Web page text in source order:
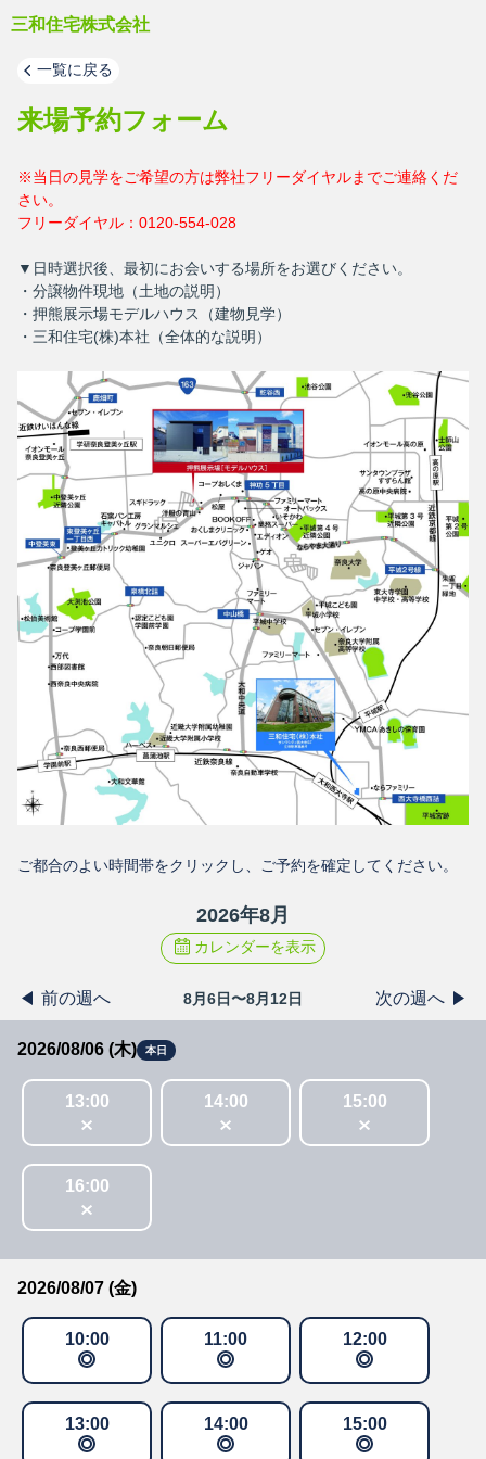
三和住宅株式会社
一覧に戻る
来場予約フォーム
※当日の見学をご希望の方は弊社フリーダイヤルまでご連絡くだ
さい。
フリーダイヤル：0120-554-028
▼日時選択後、最初にお会いする場所をお選びください。
・分譲物件現地（土地の説明）
・押熊展示場モデルハウス（建物見学）
・三和住宅(株)本社（全体的な説明）
ご都合のよい時間帯をクリックし、ご予約を確定してください。
2026年8月
カレンダーを表示
前の週へ 8月6日〜8月12日 次の週へ
2026/08/06 (木) 本日
13:00 14:00 15:00
16:00
2026/08/07 (金)
10:00 11:00 12:00
13:00 14:00 15:00